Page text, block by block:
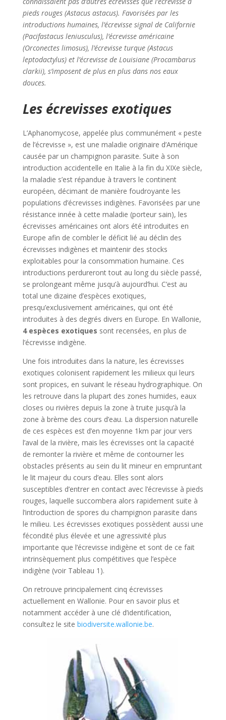
pieds rouges (Astacus astacus). Favorisées par les
introductions humaines, l’écrevisse signal de Californie
(Pacifastacus leniusculus), l’écrevisse américaine
(Orconectes limosus), l’écrevisse turque (Astacus
leptodactylus) et l’écrevisse de Louisiane (Procambarus
clarkii), s’imposent de plus en plus dans nos eaux
douces.
Les écrevisses exotiques
L’Aphanomycose, appelée plus communément « peste
de l’écrevisse », est une maladie originaire d’Amérique
causée par un champignon parasite. Suite à son
introduction accidentelle en Italie à la fin du XIXe siècle,
la maladie s’est répandue à travers le continent
européen, décimant de manière foudroyante les
populations d’écrevisses indigènes. Favorisées par une
résistance innée à cette maladie (porteur sain), les
écrevisses américaines ont alors été introduites en
Europe afin de combler le déficit lié au déclin des
écrevisses indigènes et maintenir des stocks
exploitables pour la consommation humaine. Ces
introductions perdureront tout au long du siècle passé,
se prolongeant même jusqu’à aujourd’hui. C’est au
total une dizaine d’espèces exotiques,
presqu’exclusivement américaines, qui ont été
introduites à des degrés divers en Europe. En Wallonie,
4 espèces exotiques sont recensées, en plus de
l’écrevisse indigène.
Une fois introduites dans la nature, les écrevisses
exotiques colonisent rapidement les milieux qui leurs
sont propices, en suivant le réseau hydrographique. On
les retrouve dans la plupart des zones humides, eaux
closes ou rivières depuis la zone à truite jusqu’à la
zone à brème des cours d’eau. La dispersion naturelle
de ces espèces est d’en moyenne 1km par jour vers
l’aval de la rivière, mais les écrevisses ont la capacité
de remonter la rivière et même de contourner les
obstacles présents au sein du lit mineur en empruntant
le lit majeur du cours d’eau. Elles sont alors
susceptibles d’entrer en contact avec l’écrevisse à pieds
rouges, laquelle succombera alors rapidement suite à
l’introduction de spores du champignon parasite dans
le milieu. Les écrevisses exotiques possèdent aussi une
fécondité plus élevée et une agressivité plus
importante que l’écrevisse indigène et sont de ce fait
intrinsèquement plus compétitives que l’espèce
indigène (voir Tableau 1).
On retrouve principalement cinq écrevisses
actuellement en Wallonie. Pour en savoir plus et
notamment accéder à une clé d’identification,
consultez le site biodiversite.wallonie.be.